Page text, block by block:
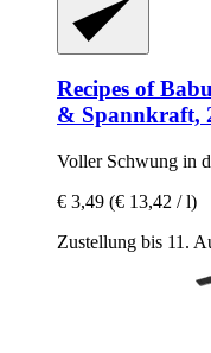
Recipes of
& Spannkraft,
Voller Schwung in
€ 3,49 (€ 13,42 / l)
Zustellung bis 11.